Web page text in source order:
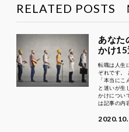
RELATED POSTS
あなた
かけ15
転職は人生
ぞれです。
「本当に
と迷いが生
かけについ
は記事の内